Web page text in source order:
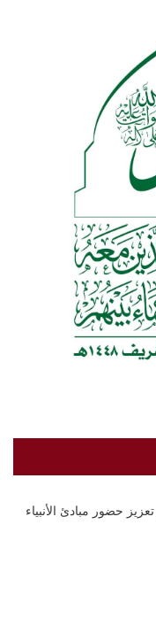
حضور مبادئ الأنبياء